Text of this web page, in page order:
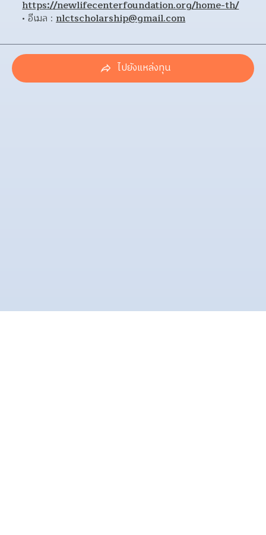
https://newlifecenterfoundation.org/home-th/
อีเมล : nlctscholarship@gmail.com
ไปยังแหล่งทุน